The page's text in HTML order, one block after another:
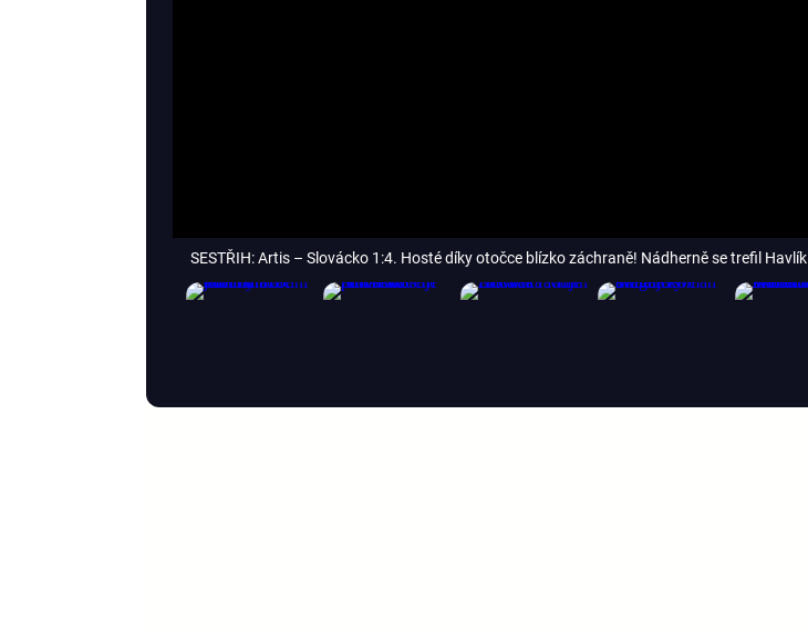
SESTŘIH: Artis – Slovácko 1:4. Hosté díky otočce blízko záchraně! Nádherně se trefil Havlík